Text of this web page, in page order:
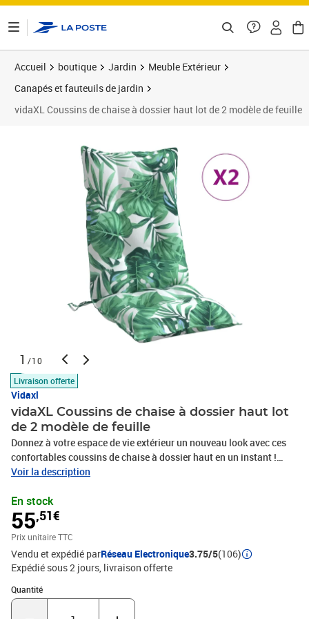
Accueil boutique Jardin
Meuble Extérieur
Canapés et fauteuils de jardin
vidaXL Coussins de chaise à dossier haut lot de 2 modèle de feuille
1 /10
Livraison offerte
Vidaxl
vidaXL Coussins de chaise à dossier haut lot
de 2 modèle de feuille
Donnez à votre espace de vie extérieur un nouveau look avec ces
confortables coussins de chaise à dossier haut en un instant !
Matériau durable : le tissu Oxford est léger, résistant à l'eau, ainsi
tissu durable et respirant. Il est également naturellement résistant
aux plis.Rembourrage doux : le coussin d'extérieur est garni de
fibre creuse PP pour un confort d'assise ultra-doux et optimal. Le
coussin de chaise retrouve sa forme d'origine après chaque
utilisation.Large application : le coussin est non seulement
adapté pour une utilisation à l'extérieur comme les meubles de
jardin et de terrasse, mais peut également être utilisé à l'intérieur
comme coussin de chaise familiale et coussin de chaise de
Voir la description
En stock
55,51€
Prix unitaire TTC
Vendu et expédié parRéseau Electronique3.75/5(106)
Expédié sous 2 jours livraison offerte
Quantité
Quantité : 1